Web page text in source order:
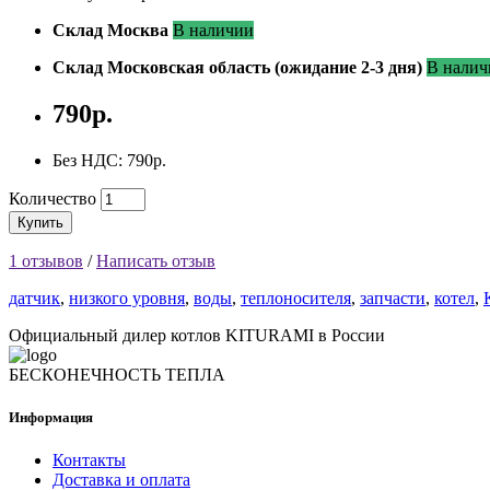
Склад Москва В наличии
Склад Московская область (ожидание 2-3 дня) В
790р.
Без НДС: 790р.
Количество
Купить
1 отзывов /Написать отзыв
датчик, низкого уровня, воды, теплоносителя, запчасти, котел,
Официальный дилер котлов KITURAMI в России
БЕСКОНЕЧНОСТЬ ТЕПЛА
Информация
Контакты
Доставка и оплата